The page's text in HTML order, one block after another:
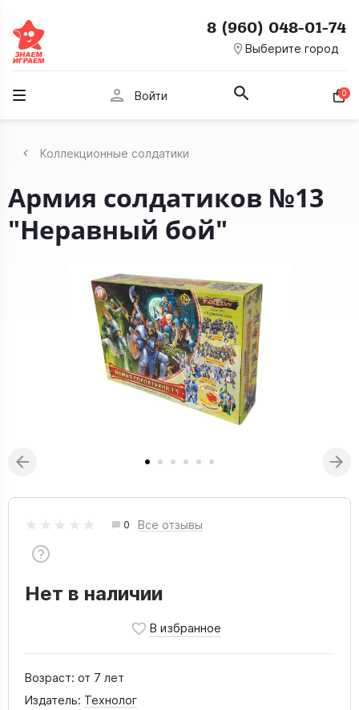
room Выберите город
8 (960) 048-01-74
person Войти 0
Коллекционные солдатики
Армия солдатиков №13
"Неравный бой"
0 Все отзывы
Нет в наличии
Возраст: от 7 лет
Издатель: Технолог